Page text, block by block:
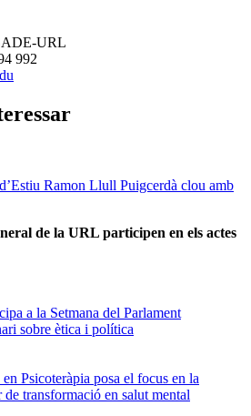
URL
992
Ramon Llull Puigcerdà clou amb
de la URL participen en els actes
a la Setmana del Parlament
sobre ètica i política
Psicoteràpia posa el focus en la
transformació en salut mental